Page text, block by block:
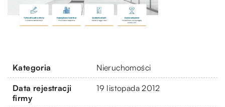
Kategoria Nieruchomości
Data rejestracji
firmy
19 listopada 2012